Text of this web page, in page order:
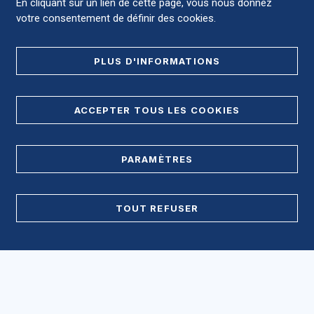
RÉGLER LES SOINS
NOUS SOUTENIR
OFFRES D'EMPLOI MÉDICALES
Accéder au CHU et ses différents sites ?
En cliquant sur un lien de cette page, vous nous donnez
votre consentement de définir des cookies.
PLUS D'INFORMATIONS
ACCEPTER TOUS LES COOKIES
PARAMÈTRES
TOUT REFUSER